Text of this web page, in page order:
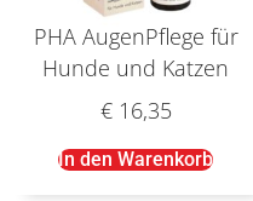
PHA AugenPflege für
Hunde und Katzen
€16,35
In den Warenkorb